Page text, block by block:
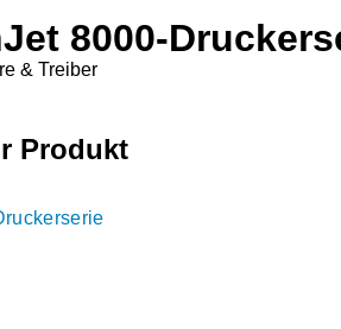
8000-
& Treiber
Produkt